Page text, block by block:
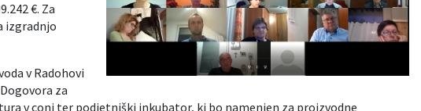
€. Za
izgradnjo
v Radohovi
za
v coni ter podjetniški inkubator, ki bo namenjen za proizvodne